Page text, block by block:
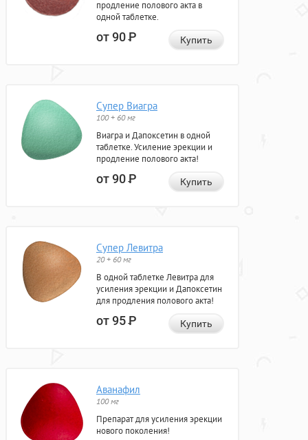
продление полового акта в
одной таблетке.
от 90Р Купить
Супер Виагра
100 + 60 мг
Виагра и Дапоксетин в одной
таблетке. Усиление эрекции и
продление полового акта!
от 90Р Купить
Супер Левитра
20 + 60 мг
В одной таблетке Левитра для
усиления эрекции и Дапоксетин
для продления полового акта!
от 95Р Купить
Аванафил
100 мг
Препарат для усиления эрекции
нового поколения!